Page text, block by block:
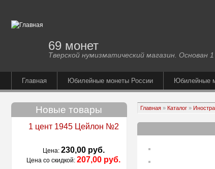
69 монет
Тверской нумизматический магазин. Основан 1
Главная Юбилейные монеты России Юбилейные
Новые товары
1 цент 1945 Цейлон №2
Цена: 230,00 руб.
Цена со скидкой:207,00 руб.
Главная» Каталог»